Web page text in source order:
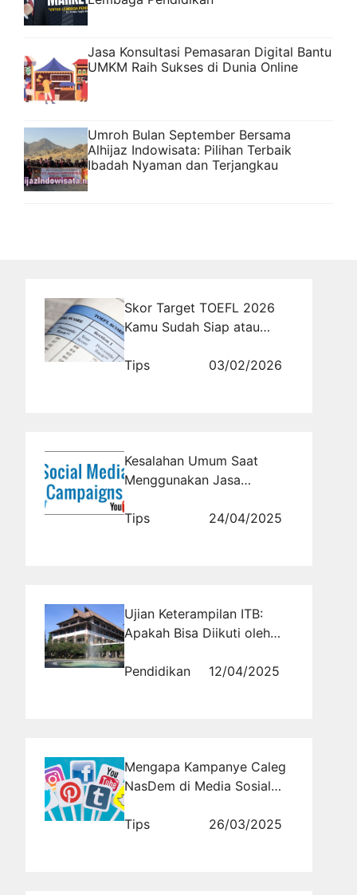
Jasa Konsultasi Pemasaran Digital Bantu
UMKM Raih Sukses di Dunia Online
Umroh Bulan September Bersama
Alhijaz Indowisata: Pilihan Terbaik
Ibadah Nyaman dan Terjangkau
Skor Target TOEFL 2026
Kamu Sudah Siap atau
Tips
03/02/2026
Kesalahan Umum Saat
Menggunakan Jasa
Cara Menghindarinya
Tips 24/04/2025
Ujian Keterampilan ITB:
Apakah Bisa Diikuti oleh
Pendidikan
12/04/2025
Mengapa Kampanye Caleg
NasDem di Media Sosial
Perhatian?
Tips 26/03/2025